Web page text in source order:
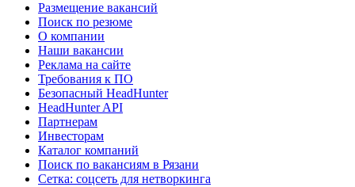
Размещение вакансий
Поиск по резюме
О компании
Наши вакансии
Реклама на сайте
Требования к ПО
Безопасный HeadHunter
HeadHunter API
Партнерам
Инвесторам
Каталог компаний
Поиск по вакансиям в Рязани
Сетка: соцсеть для нетворкинга